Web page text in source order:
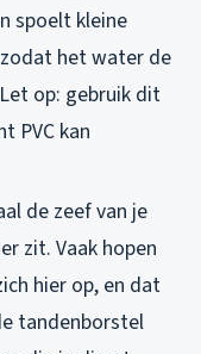
spoelt kleine
het water de
op: gebruik dit
PVC kan
de zeef van je
zit. Vaak hopen
hier op, en dat
tandenborstel